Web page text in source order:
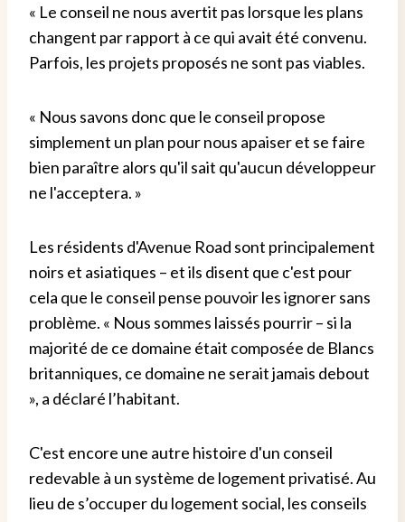
« Le conseil ne nous avertit pas lorsque les plans
changent par rapport à ce qui avait été convenu.
Parfois, les projets proposés ne sont pas viables.
« Nous savons donc que le conseil propose
simplement un plan pour nous apaiser et se faire
bien paraître alors qu'il sait qu'aucun développeur
ne l'acceptera. »
Les résidents d'Avenue Road sont principalement
noirs et asiatiques – et ils disent que c'est pour
cela que le conseil pense pouvoir les ignorer sans
problème. « Nous sommes laissés pourrir – si la
majorité de ce domaine était composée de Blancs
britanniques, ce domaine ne serait jamais debout
», a déclaré l’habitant.
C'est encore une autre histoire d'un conseil
redevable à un système de logement privatisé. Au
lieu de s’occuper du logement social, les conseils